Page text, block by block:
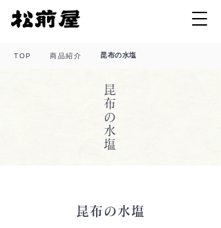
TOP 昆布の水塩
商品紹介
昆布の水塩
昆布の水塩